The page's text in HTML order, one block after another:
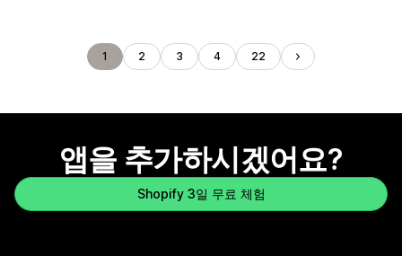
1 2 3 4 22
앱을 추가하시겠어요?
Shopify 3일 무료 체험